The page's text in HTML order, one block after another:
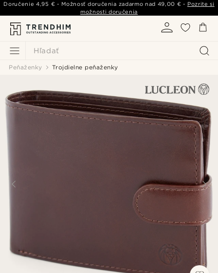
Hľadať
Doručenie4,95 € - Možnosť doručenia zadarmo nad 49,00 € - Pozrite si
možnosti doručenia
Peňaženky Trojdielne peňaženky